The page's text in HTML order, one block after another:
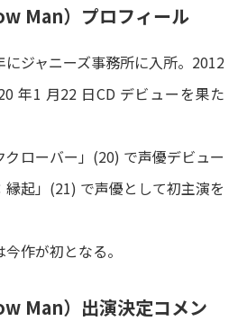
Man）プロフィール
ジャニーズ事務所に⼊所。2012
年1 ⽉22 ⽇CD デビューを果た
ローバー」(20) で声優デビュー
起」(21) で声優として初主演を
作が初となる。
Man）出演決定コメン